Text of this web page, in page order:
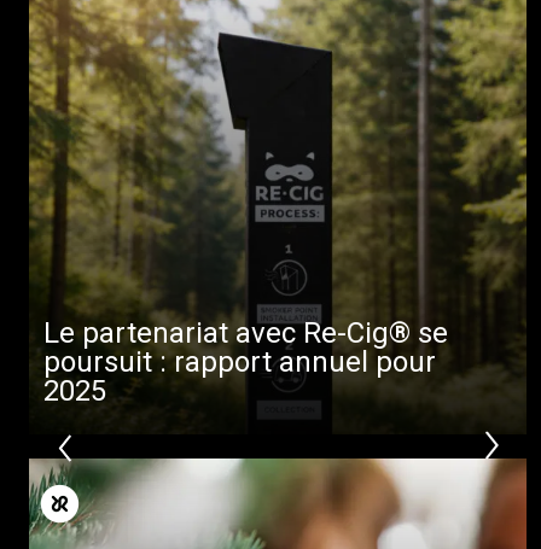
Le partenariat avec Re-Cig® se
poursuit : rapport annuel pour
2025